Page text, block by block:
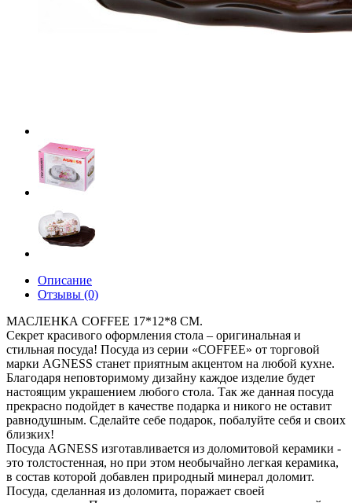
Описание
Отзывы (0)
МАСЛЕНКА COFFEE 17*12*8 СМ.
Секрет красивого оформления стола – оригинальная и
стильная посуда! Посуда из серии «COFFEE» от торговой
марки AGNESS станет приятным акцентом на любой кухне.
Благодаря неповторимому дизайну каждое изделие будет
настоящим украшением любого стола. Так же данная посуда
прекрасно подойдет в качестве подарка и никого не оставит
равнодушным. Сделайте себе подарок, побалуйте себя и своих
близких!
Посуда AGNESS изготавливается из доломитовой керамики -
это толстостенная, но при этом необычайно легкая керамика,
в состав которой добавлен природный минерал доломит.
Посуда, сделанная из доломита, поражает своей